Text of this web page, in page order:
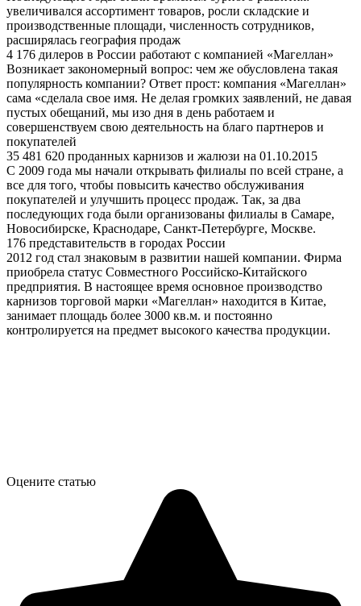
увеличивался ассортимент товаров, росли складские и
производственные площади, численность сотрудников,
расширялась география продаж
4 176 дилеров в России работают с компанией «Магеллан»
Возникает закономерный вопрос: чем же обусловлена такая
популярность компании? Ответ прост: компания «Магеллан»
сама «сделала свое имя. Не делая громких заявлений, не давая
пустых обещаний, мы изо дня в день работаем и
совершенствуем свою деятельность на благо партнеров и
покупателей
35 481 620 проданных карнизов и жалюзи на 01.10.2015
С 2009 года мы начали открывать филиалы по всей стране, а
все для того, чтобы повысить качество обслуживания
покупателей и улучшить процесс продаж. Так, за два
последующих года были организованы филиалы в Самаре,
Новосибирске, Краснодаре, Санкт-Петербурге, Москве.
176 представительств в городах России
2012 год стал знаковым в развитии нашей компании. Фирма
приобрела статус Совместного Российско-Китайского
предприятия. В настоящее время основное производство
карнизов торговой марки «Магеллан» находится в Китае,
занимает площадь более 3000 кв.м. и постоянно
контролируется на предмет высокого качества продукции.
Оцените статью